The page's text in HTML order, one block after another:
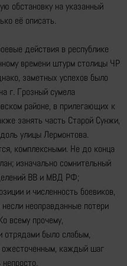
обстановку на указанный
её описать.
действия в республике
времени штурм столицы ЧР
заметных успехов было
г. Грозный сумела
районе, в прилегающих к
занять часть Старой Сунжи,
улицы Лермонтова.
комплексными. Не до конца
изначально сомнительный
ВВ и МВД РФ;
и численность боевиков,
неоправданные потери
всему прочему,
отрядами было слабым,
ожесточенным, каждый шаг